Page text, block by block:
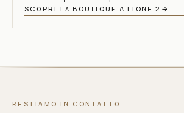
SCOPRI LA BOUTIQUE A LIONE 2 →
RESTIAMO IN CONTATTO